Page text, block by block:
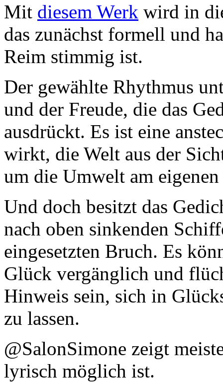
Mit diesem Werk wird in
das zunächst formell und
Reim stimmig ist.
Der gewählte Rhythmus
und der Freude, die das
ausdrückt. Es ist eine
wirkt, die Welt aus der
um die Umwelt am
Und doch besitzt das
nach oben sinkenden
eingesetzten Bruch. Es
Glück vergänglich und
Hinweis sein, sich in
zu lassen.
@SalonSimone zeigt
lyrisch möglich ist.